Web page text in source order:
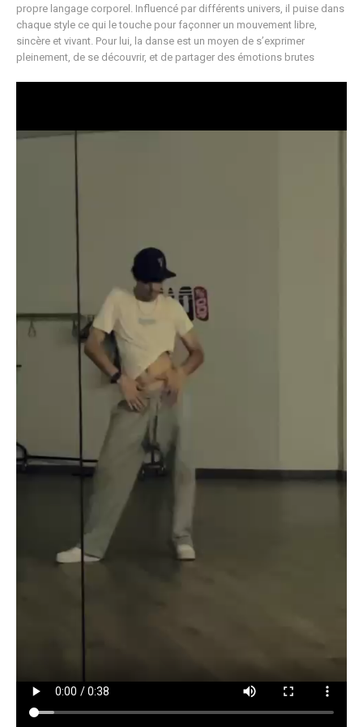
propre langage corporel. Influencé par différents univers, il puise dans
chaque style ce qui le touche pour façonner un mouvement libre,
sincère et vivant. Pour lui, la danse est un moyen de s’exprimer
pleinement, de se découvrir, et de partager des émotions brutes